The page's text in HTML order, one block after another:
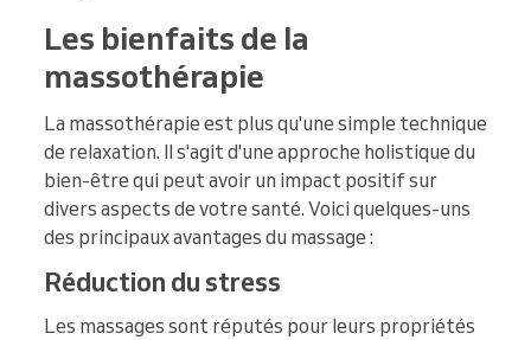
Les bienfaits de la
massothérapie
La massothérapie est plus qu'une simple technique
de relaxation. Il s'agit d'une approche holistique du
bien-être qui peut avoir un impact positif sur
divers aspects de votre santé. Voici quelques-uns
des principaux avantages du massage :
Réduction du stress
Les massages sont réputés pour leurs propriétés